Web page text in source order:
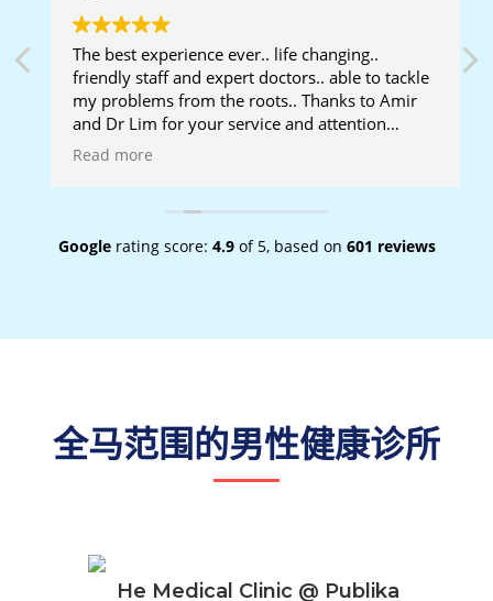
The best experience ever.. life changing..
friendly staff and expert doctors.. able to tackle
my problems from the roots.. Thanks to Amir
and Dr Lim for your service and attention
during my treatment here!!
Read more
Googlerating score: 4.9of 5, based on 601 reviews
全马范围的男性健康诊所
He Medical Clinic @ Publika